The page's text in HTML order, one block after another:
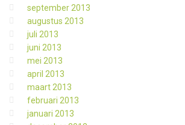
september 2013
augustus 2013
juli 2013
juni 2013
mei 2013
april 2013
maart 2013
februari 2013
januari 2013